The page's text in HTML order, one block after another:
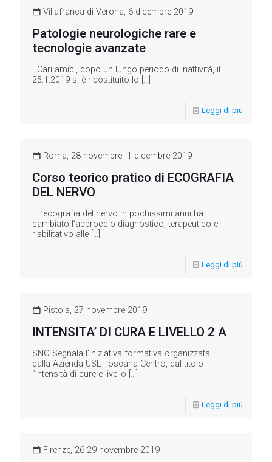
Villafranca di Verona, 6 dicembre 2019
Patologie neurologiche rare e
tecnologie avanzate
Cari amici, dopo un lungo periodo di inattività, il
25.1.2019 si è ricostituito lo […]
Leggi di più
Roma, 28 novembre -1 dicembre 2019
Corso teorico pratico di ECOGRAFIA
DEL NERVO
L’ecografia del nervo in pochissimi anni ha
cambiato l’approccio diagnostico, terapeutico e
riabilitativo alle […]
Leggi di più
Pistoia, 27 novembre 2019
INTENSITA’ DI CURA E LIVELLO 2 A
SNO Segnala l’iniziativa formativa organizzata
dalla Azienda USL Toscana Centro, dal titolo
“Intensità di cure e livello […]
Leggi di più
Firenze, 26-29 novembre 2019